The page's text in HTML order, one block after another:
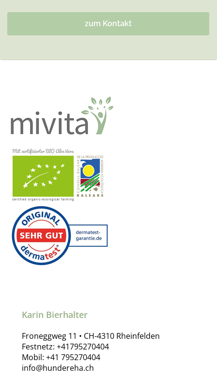
zum Kontakt
Karin Bierhalter
Froneggweg 11 • CH-4310 Rheinfelden
Festnetz: +41795270404
Mobil: +41 795270404
info@hundereha.ch